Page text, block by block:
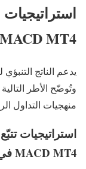
MT4
يدعم الناتج
منهجيات التداول
MACD MT4 في إعدادات Future MACD